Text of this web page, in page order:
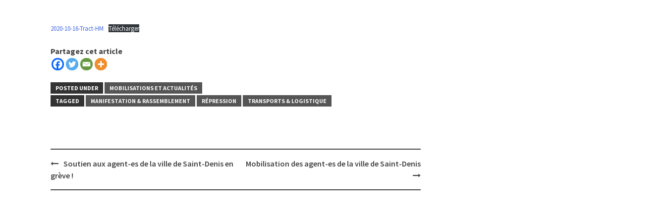
2020-10-16-Tract-HM Télécharger
Partagez cet article
POSTED UNDER
MOBILISATIONS ET ACTUALITÉS
TAGGED
MANIFESTATION & RASSEMBLEMENT RÉPRESSION TRANSPORTS & LOGISTIQUE
Post
navigation
Soutien aux agent-es de la ville de Saint-Denis en
grève !
Mobilisation des agent-es de la ville de Saint-Denis